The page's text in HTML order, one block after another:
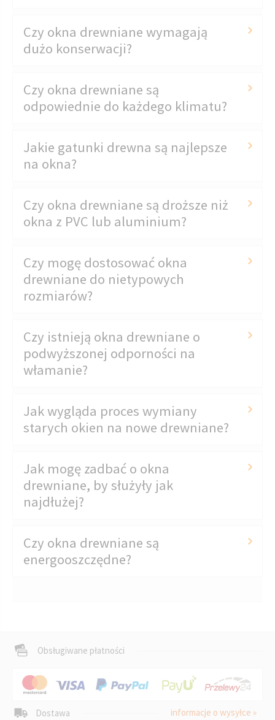
Czy okna drewniane wymagają
dużo konserwacji?
Czy okna drewniane są
odpowiednie do każdego klimatu?
Jakie gatunki drewna są najlepsze
na okna?
Czy okna drewniane są droższe niż
okna z PVC lub aluminium?
Czy mogę dostosować okna
drewniane do nietypowych
rozmiarów?
Czy istnieją okna drewniane o
podwyższonej odporności na
włamanie?
Jak wygląda proces wymiany
starych okien na nowe drewniane?
Jak mogę zadbać o okna
drewniane, by służyły jak
najdłużej?
Czy okna drewniane są
energooszczędne?
Obsługiwane płatności
Dostawa informacje o wysyłce »